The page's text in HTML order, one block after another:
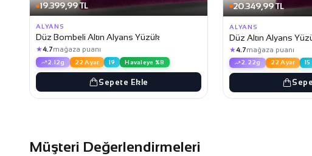
19.399,99 TL
ALYANS
Düz Bombeli Altın Alyans Yüzük
★4.7mağaza puanı
2.12g 22 Ayar 19 Havaleye %8
Sepete Ekle
20.349,99 TL
ALYANS
Düz Altın Alyans
★4.7mağaza puanı
2.22g 22 Ayar 15
Müşteri Değerlendirmeleri